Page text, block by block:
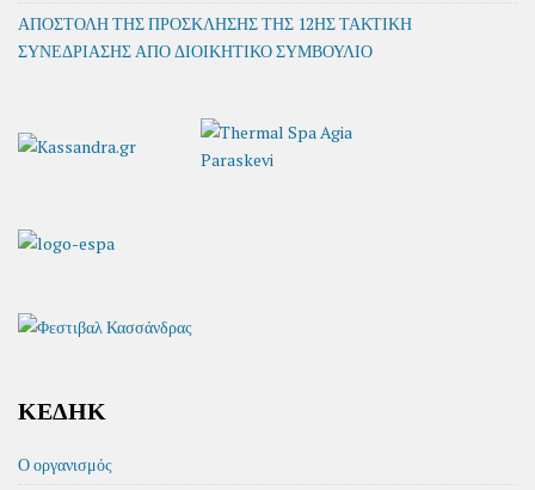
ΑΠΟΣΤΟΛΗ ΤΗΣ ΠΡΟΣΚΛΗΣΗΣ ΤΗΣ 12ΗΣ ΤΑΚΤΙΚΗ
ΣΥΝΕΔΡΙΑΣΗΣ ΑΠΟ ΔΙΟΙΚΗΤΙΚΟ ΣΥΜΒΟΥΛΙΟ
ΚΕΔΗΚ
Ο οργανισμός